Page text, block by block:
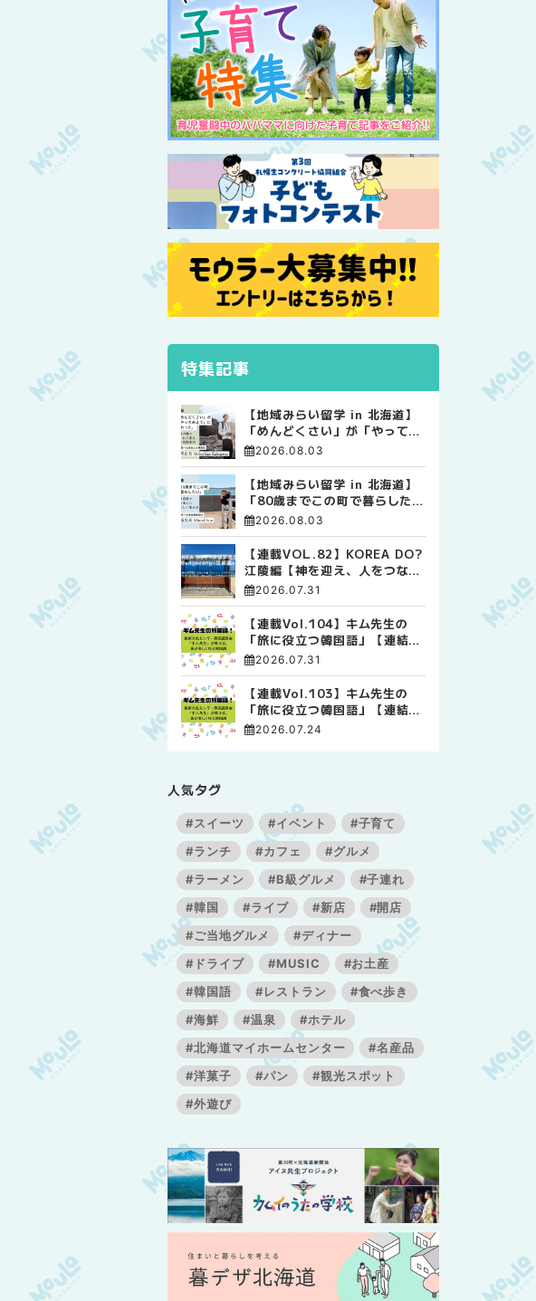
特集記事
【地域みらい留学 in 北海道】
「めんどくさい」が「やってみ
よう」に変わった。 十勝の風
に吹かれて走る、僕の泥臭くて
自由な高校生活
2026.08.03
【地域みらい留学 in 北海道】
「80歳までこの町で暮らした
い」 標津高校で踏み出した、
私らしい生き方
2026.08.03
【連載VOL.82】KOREA DO?
江陵編【神を迎え、人をつなぐ
時間 ― 江陵端午祭 】
2026.07.31
【連載Vol.104】キム先生の
「旅に役立つ韓国語」【連結語
尾について その4】
2026.07.31
【連載Vol.103】キム先生の
「旅に役立つ韓国語」【連結語
尾について その3】
2026.07.24
人気タグ
#スイーツ #イベント
#子育て
#ランチ
#カフェ
#グルメ
#ラーメン
#B級グルメ
#子連れ
#韓国
#ライブ #新店
#開店
#ご当地グルメ
#ディナー
#ドライブ
#MUSIC
#お土産
#韓国語
#レストラン
#食べ歩き
#海鮮
#温泉
#ホテル
#北海道マイホームセンター
#名産品
#洋菓子
#パン
#観光スポット
#外遊び